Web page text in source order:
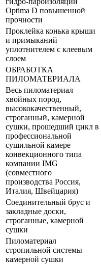
Optima D повышенной
прочности
Проклейка конька крыши
и примыканий
уплотнителем с клеевым
слоем
ОБРАБОТКА
ПИЛОМАТЕРИАЛА
Весь пиломатериал
хвойных пород,
высококачественный,
строганный, камерной
сушки, прошедший цикл в
профессиональной
сушильной камере
конвекционного типа
компании IMG
(совместного
производства Россия,
Италия, Швейцария)
Соединительный брус и
закладные доски,
строганные, камерной
сушки
Пиломатериал
стропильной системы
камерной сушки